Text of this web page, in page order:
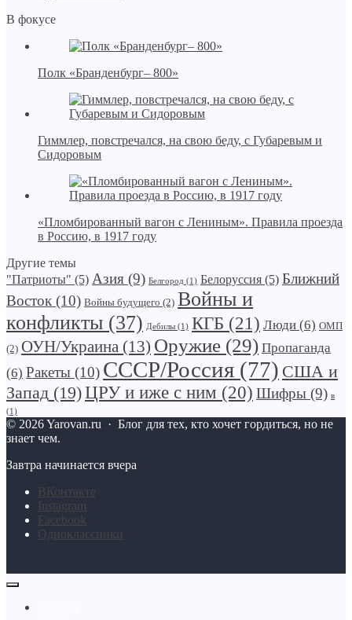
В фокусе
Полк «Бранденбург– 800»
Гиммлер, повстречался, на свою беду, с Губаревым и
Сидоровым
«Пломбированный вагон с Лениным». Правила проезда
в Россию, в 1917 году
Другие темы
"Патриоты" (5) Азия (9) Белгород (1) Белоруссия (5) Ближний
Восток (10) Войны будущего (2) Войны и
конфликты (37) Дебилы (1) КГБ (21) Люди (6) ОМП
(2) ОУН/Украина (13) Оружие (29) Пропаганда
(6) Ракеты (10) СССР/Россия (77) США и
Запад (19)ЦРУ и иже с ним (20) Шифры (9) в
(1)
© 2026Yarovan.ru · Блог для тех, кто хочет гордиться, но не
знает чем.
Завтра начинается вчера
BКонтакте
Instagram
Facebook
Одноклассники